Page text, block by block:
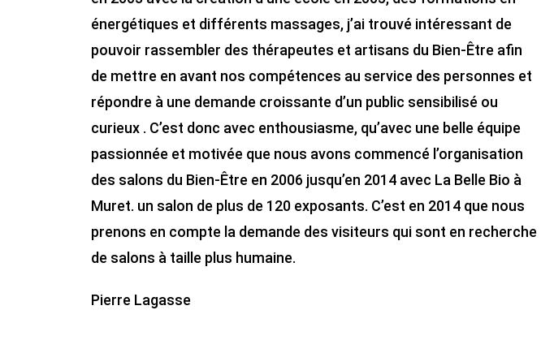
énergétiques et différents massages, j’ai trouvé intéressant de
pouvoir rassembler des thérapeutes et artisans du Bien-Être afin
de mettre en avant nos compétences au service des personnes et
répondre à une demande croissante d’un public sensibilisé ou
curieux . C’est donc avec enthousiasme, qu’avec une belle équipe
passionnée et motivée que nous avons commencé l’organisation
des salons du Bien-Être en 2006 jusqu’en 2014 avec La Belle Bio à
Muret. un salon de plus de 120 exposants. C’est en 2014 que nous
prenons en compte la demande des visiteurs qui sont en recherche
de salons à taille plus humaine.
Pierre Lagasse